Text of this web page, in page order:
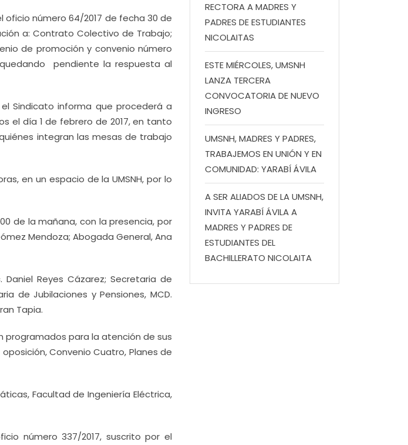
número 64/2017 de fecha 30 de
a: Contrato Colectivo de Trabajo;
de promoción y convenio número
pendiente la respuesta al
Sindicato informa que procederá a
el día 1 de febrero de 2017, en tanto
integran las mesas de trabajo
en un espacio de la UMSNH, por lo
de la mañana, con la presencia, por
Mendoza; Abogada General, Ana
Daniel Reyes Cázarez; Secretaria de
de Jubilaciones y Pensiones, MCD.
Tapia.
para la atención de sus
Convenio Cuatro, Planes de
Facultad de Ingeniería Eléctrica,
número 337/2017, suscrito por el
RECTORA A MADRES Y
PADRES DE ESTUDIANTES
NICOLAITAS
ESTE MIÉRCOLES, UMSNH
LANZA TERCERA
CONVOCATORIA DE NUEVO
INGRESO
UMSNH, MADRES Y PADRES,
TRABAJEMOS EN UNIÓN Y EN
COMUNIDAD: YARABÍ ÁVILA
A SER ALIADOS DE LA UMSNH,
INVITA YARABÍ ÁVILA A
MADRES Y PADRES DE
ESTUDIANTES DEL
BACHILLERATO NICOLAITA